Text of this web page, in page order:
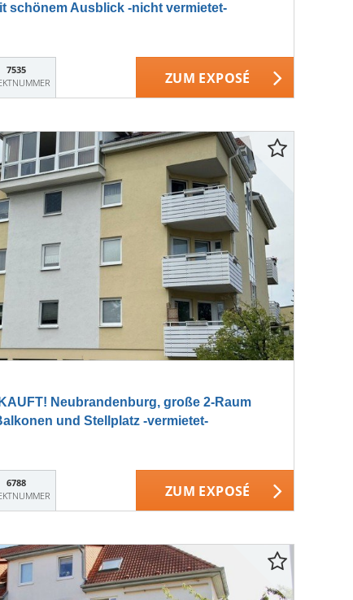
schönem Ausblick -nicht vermietet-
7535
ZUM EXPOSÉ
Neubrandenburg, große 2-Raum
und Stellplatz -vermietet-
6788
ZUM EXPOSÉ